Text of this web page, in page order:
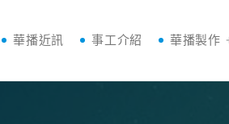
華播近訊 事工介紹 華播製作